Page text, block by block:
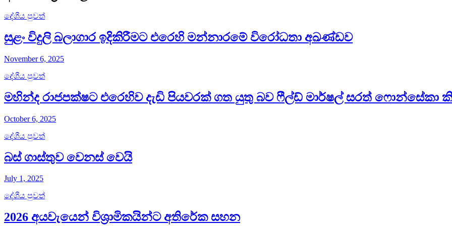
දේශීය පුවත්
සුළං විදුලි බලාගාර ඉදිකිරීමට එරෙහි මන්නාරමේ විරෝධතා අඛණ්ඩව
November 6, 2025
දේශීය පුවත්
මහින්ද රාජපක්ෂට එරෙහිව දැඩි පියවරක් ගත යුතු බව ෆීල්ඩ් මාර්ෂල් සරත් ෆොන්සේකා
October 6, 2025
දේශීය පුවත්
බස් ගාස්තුව වෙනස් වෙයි
July 1, 2025
දේශීය පුවත්
2026 අයවැයෙන් විශ්‍රාමිකයින්ට අතිරේක සහන